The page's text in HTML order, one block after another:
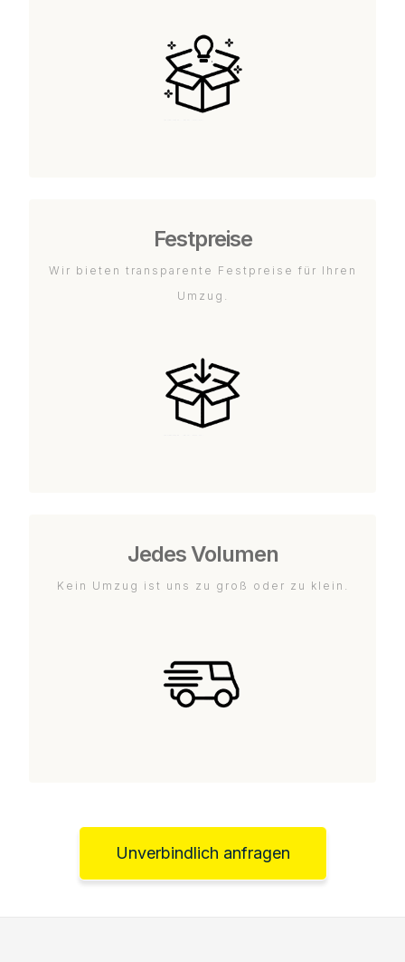
Festpreise
Wir bieten transparente Festpreise für Ihren
Umzug.
Jedes Volumen
Kein Umzug ist uns zu groß oder zu klein.
Unverbindlich anfragen